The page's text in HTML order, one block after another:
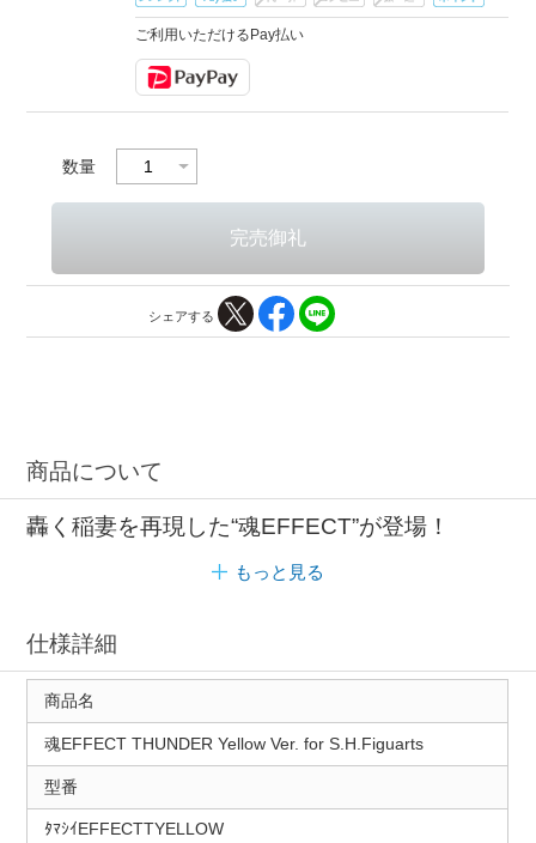
ご利用いただけるPay払い
数量
シェアする
商品について
轟く稲妻を再現した“魂EFFECT”が登場！
もっと見る
仕様詳細
商品名
魂EFFECT THUNDER Yellow Ver. for S.H.Figuarts
型番
ﾀﾏｼｲEFFECTTYELLOW